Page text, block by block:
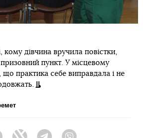
кому дівчина вручила повістки,
пункт. У місцевому
що практика себе виправдала і не